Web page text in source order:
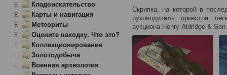
Скрипка, на которой в
руководитель оркестра
аукциона Henry Aldridge &
Кладоискательство
Карты и навигация
Метеориты
Оцените находку. Что это?
Коллекционирование
Золотодобыча
Военная археология